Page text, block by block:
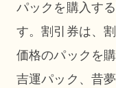
パックを購入す
す。割引券は、
価格のパックを
吉運パック、昔